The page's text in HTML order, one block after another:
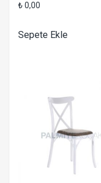
₺ 0,00
Sepete Ekle